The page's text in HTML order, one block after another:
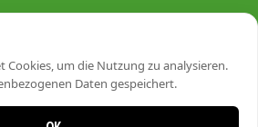
Cookies, um die Nutzung zu analysieren.
Daten gespeichert.
Angeboten.